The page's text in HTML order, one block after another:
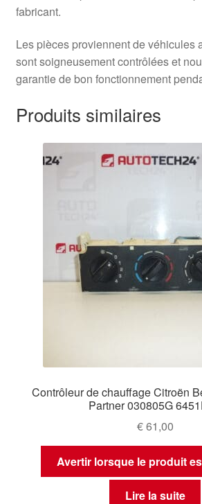
fabricant.
Les pièces proviennent de véhicules
sont soigneusement contrôlées et
garantie de bon fonctionnement
Produits similaires
Contrôleur de chauffage Citroën
Partner 030805G
€61,00
Avertir lorsque le produit
Lire la suite